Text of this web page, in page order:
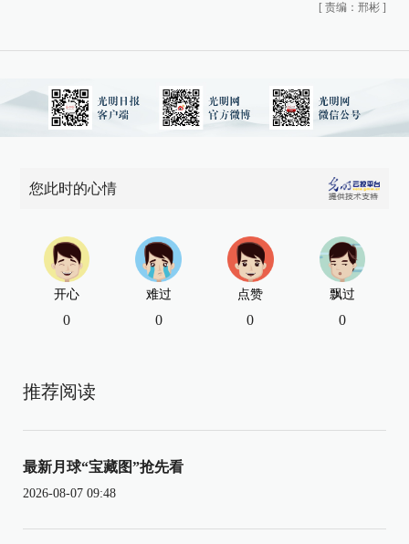
[ 责编：邢彬 ]
您此时的心情
开心
0
难过
0
点赞
0
飘过
0
推荐阅读
最新月球“宝藏图”抢先看
2026-08-07 09:48